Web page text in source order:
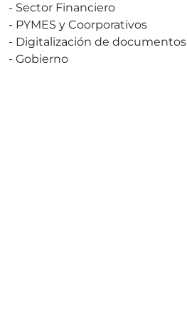
- Sector Financiero
- PYMES y Coorporativos
- Digitalización de documentos
- Gobierno